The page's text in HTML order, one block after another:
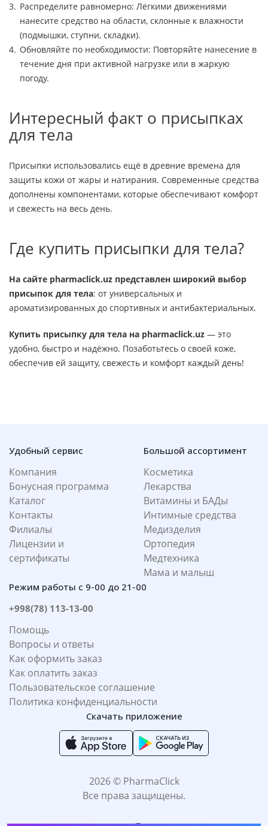
Распределите равномерно: Лёгкими движениями
нанесите средство на области, склонные к влажности
(подмышки, ступни, складки).
Обновляйте по необходимости: Повторяйте нанесение в
течение дня при активной нагрузке или в жаркую
погоду.
Интересный факт о присыпках
для тела
Присыпки использовались ещё в древние времена для
защиты кожи от жары и натирания. Современные средства
дополнены компонентами, которые обеспечивают комфорт
и свежесть на весь день.
Где купить присыпки для тела?
На сайте pharmaclick.uz представлен широкий выбор
присыпок для тела: от универсальных и
ароматизированных до спортивных и антибактериальных.
Купить присыпку для тела на pharmaclick.uz — это
удобно, быстро и надёжно. Позаботьтесь о своей коже,
обеспечив ей защиту, свежесть и комфорт каждый день!
Удобный сервис
Компания
Бонусная программа
Каталог
Контакты
Филиалы
Лицензии и
сертификаты
Большой ассортимент
Косметика
Лекарства
Витамины и БАДы
Интимные средства
Медизделия
Ортопедия
Медтехника
Мама и малыш
Режим работы с 9-00 до 21-00
+998(78) 113-13-00
Помощь
Вопросы и ответы
Как оформить заказ
Как оплатить заказ
Пользовательское соглашение
Политика конфиденциальности
Скачать приложение
2026 © PharmaClick
Все права защищены.